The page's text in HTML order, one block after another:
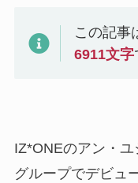
この記事
6911文字
IZ*ONEのアン・
グループでデビュ